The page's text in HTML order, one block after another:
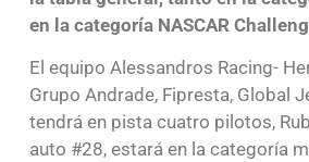
en la categoría NASCAR
El equipo Alessandros Racing-
Grupo Andrade, Fipresta, Global
tendrá en pista cuatro pilotos,
auto #28, estará en la categoría